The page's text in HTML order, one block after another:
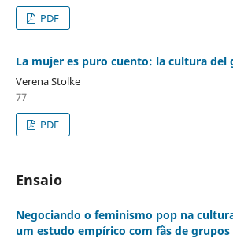
PDF
La mujer es puro cuento: la cultura del
Verena Stolke
77
PDF
Ensaio
Negociando o feminismo pop na
um estudo empírico com fãs de